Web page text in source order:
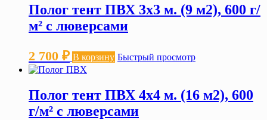
Полог тент ПВХ 3х3 м. (9 м2), 600 г/
м² с люверсами
2 700 ₽ В корзину Быстрый просмотр
Полог тент ПВХ 4х4 м. (16 м2), 600
г/м² с люверсами